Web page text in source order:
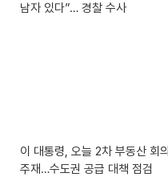
남자 있다”… 경찰 수사
이 대통령, 오늘 2차 부동산 회의
주재…수도권 공급 대책 점검